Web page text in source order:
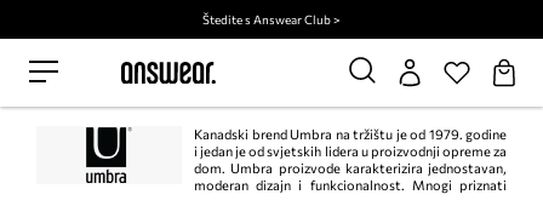
Štedite s Answear Club >
Kanadski brend Umbra na tržištu je od 1979. godine
i jedan je od svjetskih lidera u proizvodnji opreme za
dom. Umbra proizvode karakterizira jednostavan,
moderan dizajn i funkcionalnost. Mnogi priznati